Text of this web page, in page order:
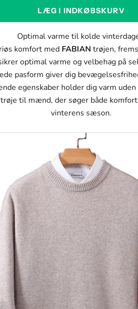
LÆG I INDKØBSKURV
Optimal varme til kolde
komfort med FABIAN trøjen,
optimal varme og velbehag på
pasform giver dig
egenskaber holder dig varm
til mænd, der søger både
vinterens sæson.